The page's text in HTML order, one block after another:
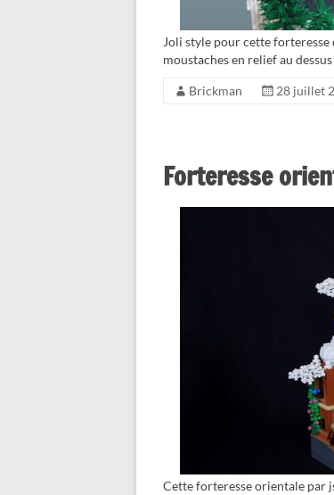
Joli style pour cette forteresse
moustaches en relief au
Brickman 28 juillet
Forteresse
Cette forteresse orientale par